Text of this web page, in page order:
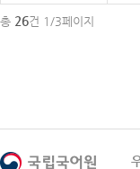
총 26건 1/3페이지